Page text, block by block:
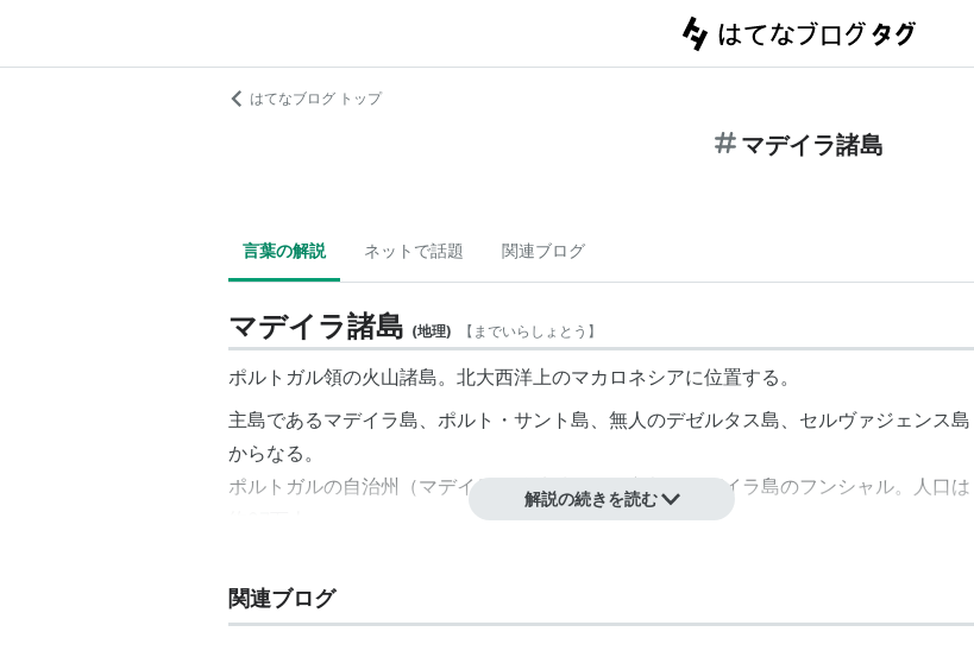
はてなブログ トップ
マデイラ諸島
言葉の解説 ネットで話題 関連ブログ
マデイラ諸島 (地理) 【 までいらしょとう 】
ポルトガル領の火山諸島。北大西洋上のマカロネシアに位置する。
主島であるマデイラ島、ポルト・サント島、無人のデゼルタス島、セルヴァジェンス島
からなる。
ポルトガルの自治州（マデイラ自治地域）で、主都はマデイラ島のフンシャル。人口は
が開通するまで、インドへ渡航するイギリス船が寄航した。
解説の続きを読む
関連ブログ